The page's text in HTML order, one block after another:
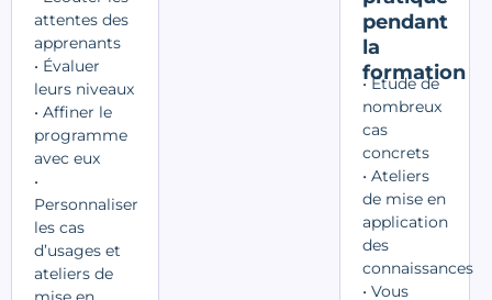
attentes des
apprenants
• Évaluer
leurs niveaux
• Affiner le
programme
avec eux
•
Personnaliser
les cas
d’usages et
ateliers de
pendant
la
formation
• Étude de
nombreux
cas
concrets
• Ateliers
de mise en
application
des
connaissances
• Vous